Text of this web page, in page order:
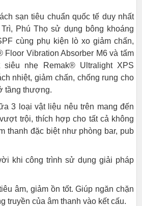
sạn tiêu chuẩn quốc tế duy nhất
Phú Thọ sử dụng bông khoáng
cùng phụ kiện lò xo giảm chấn,
Floor Vibration Absorber M6 và tấm
nhẹ Remak® Ultralight XPS
nhiệt, giảm chấn, chống rung cho
tầng thượng.
3 loại vật liệu nêu trên mang đến
trội, thích hợp cho tất cả không
thanh đặc biệt như phòng bar, pub
khi công trình sử dụng giải pháp
âm, giảm ồn tốt. Giúp ngăn chặn
truyền của âm thanh vào kết cấu.